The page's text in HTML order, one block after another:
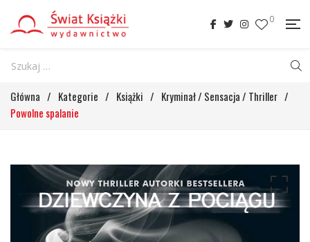
0
Główna / Kategorie / Książki / Kryminał / Sensacja / Thriller /
Powolne spalanie